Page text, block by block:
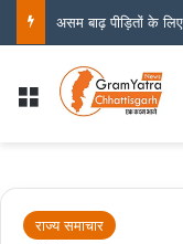
Menu
राज्य समाचार